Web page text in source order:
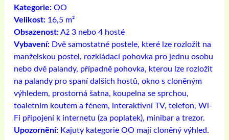
Kategorie: OO
Velikost: 16,5 m²
Obsazenost:Až 3 nebo 4 hosté
Vybavení: Dvě samostatné postele, které lze rozložit na
manželskou postel, rozkládací pohovka pro jednu osobu
nebo dvě palandy, případně pohovka, kterou lze rozložit
na palandy pro spaní dalších hostů, okno s cloněným
výhledem, prostorná šatna, koupelna se sprchou,
toaletním koutem a fénem, ​​interaktivní TV, telefon, Wi-
Fi připojení k internetu (za poplatek), minibar a trezor.
Upozornění: Kajuty kategorie OO mají cloněný výhled.